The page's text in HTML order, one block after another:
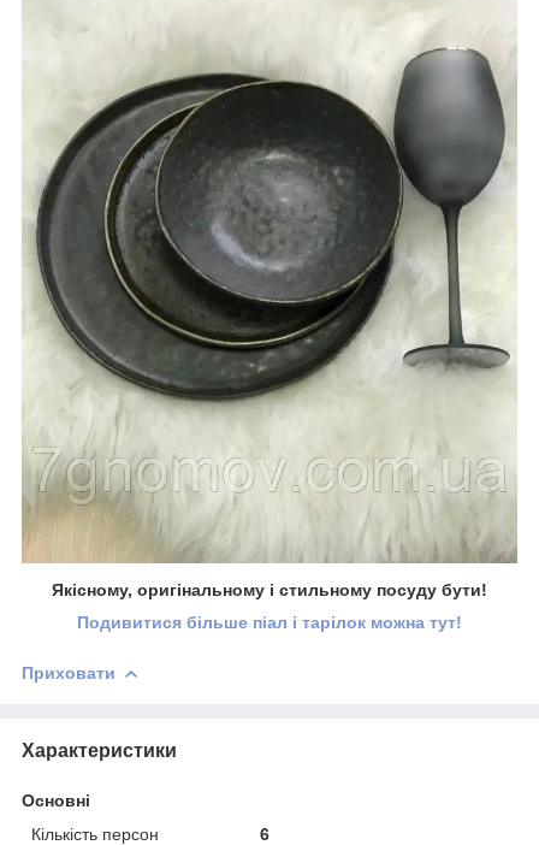
Якісному, оригінальному і стильному посуду бути!
Подивитися більше піал і тарілок можна тут!
Приховати
Характеристики
Основні
Кількість персон
6